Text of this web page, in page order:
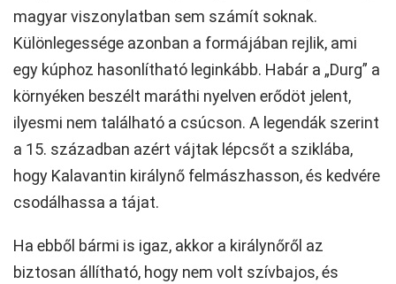
magyar viszonylatban sem számít soknak.
Különlegessége azonban a formájában rejlik, ami
egy kúphoz hasonlítható leginkább. Habár a „Durg” a
környéken beszélt maráthi nyelven erődöt jelent,
ilyesmi nem található a csúcson. A legendák szerint
a 15. században azért vájtak lépcsőt a sziklába,
hogy Kalavantin királynő felmászhasson, és kedvére
csodálhassa a tájat.
Ha ebből bármi is igaz, akkor a királynőről az
biztosan állítható, hogy nem volt szívbajos, és